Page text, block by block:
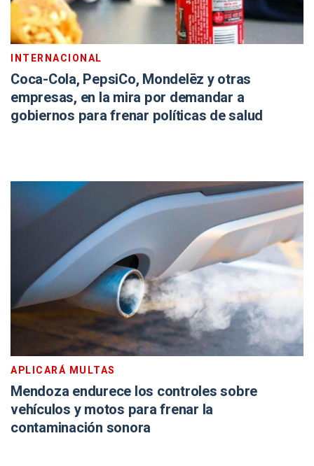
INTERNACIONAL
Coca-Cola, PepsiCo, Mondelēz y otras
empresas, en la mira por demandar a
gobiernos para frenar políticas de salud
APLICARÁ MULTAS
Mendoza endurece los controles sobre
vehículos y motos para frenar la
contaminación sonora